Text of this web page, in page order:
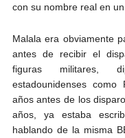
con su nombre real en
Malala era obviamente
antes de recibir el
figuras militares,
estadounidenses
años antes de los
años, ya estaba
hablando de la misma